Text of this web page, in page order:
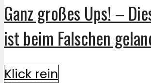
Ganz großes Ups! –
ist beim Falschen
Klick rein